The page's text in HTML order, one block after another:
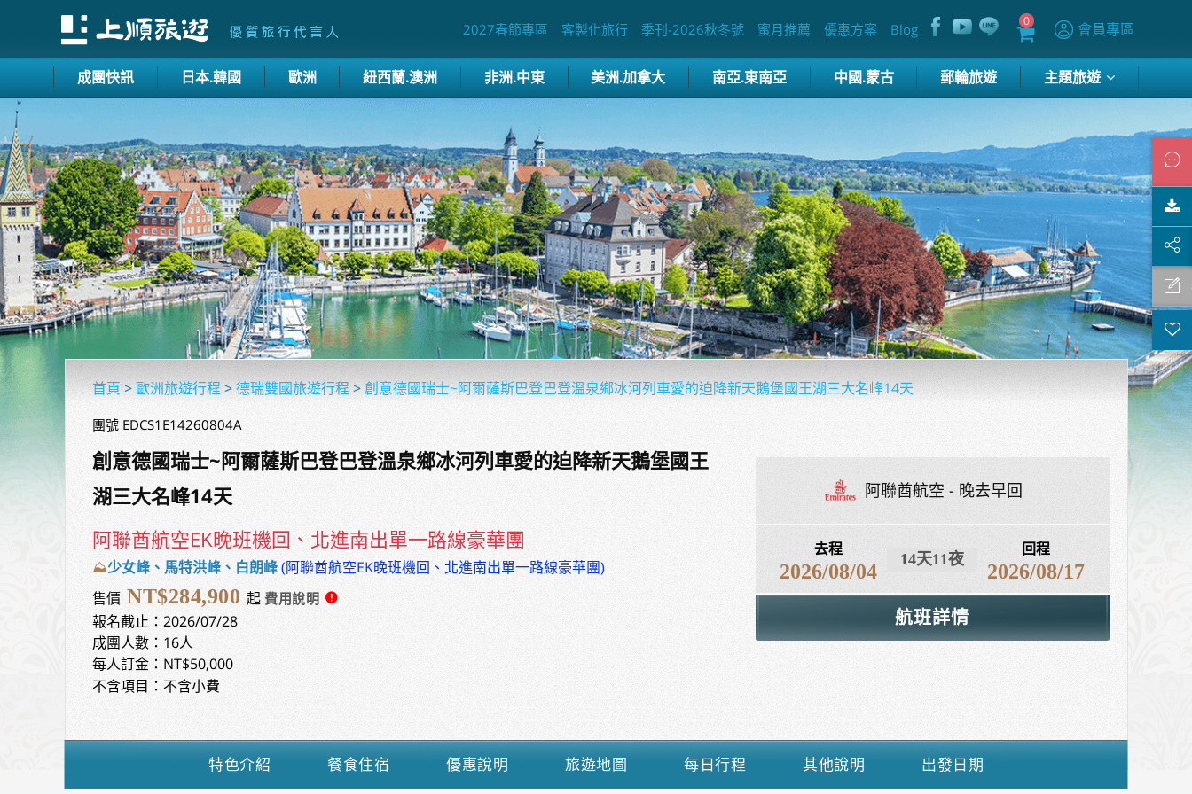
2027春節專區 客製化旅行 季刊-2026秋冬號 蜜月推薦 優惠方案 Blog 0 會員專區
成團快訊 日本.韓國 歐洲 紐西蘭.澳洲 非洲.中東 美洲.加拿大 南亞.東南亞 中國.蒙古 郵輪旅遊 主題旅遊
特色介紹 餐食住宿 優惠說明 旅遊地圖 每日行程 其他說明 出發日期
首頁 >歐洲旅遊行程 >德瑞雙國旅遊行程>創意德國瑞士~阿爾薩斯巴登巴登溫泉鄉冰河列車愛的迫降新天鵝堡國王湖三大名峰14天
團號 EDCS1E14260804A
創意德國瑞士~阿爾薩斯巴登巴登溫泉鄉冰河列車愛的迫降新天鵝堡國王
湖三大名峰14天
阿聯酋航空EK晚班機回、北進南出單一路線豪華團
⛰️少女峰、馬特洪峰、白朗峰 (阿聯酋航空EK晚班機回、北進南出單一路線豪華團)
售價 NT$284,900 起
報名截止：2026/07/28
成團人數：16人
每人訂金：NT$50,000
不含項目：不含小費
阿聯酋航空 晚去早回
去程
2026/08/04
14天11夜
回程
2026/08/17
航班詳情